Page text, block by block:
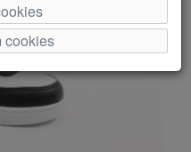
cookies